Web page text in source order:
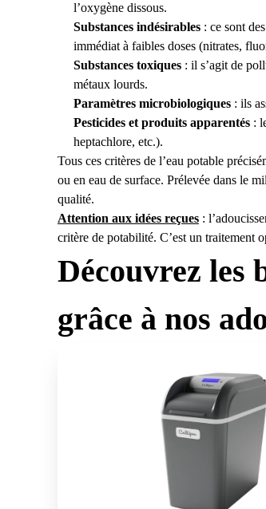
l’oxygène dissous.
Substances indésirables : ce sont
immédiat à faibles doses (nitrates,
Substances toxiques : il s’agit de
métaux lourds.
Paramètres microbiologiques : ils
Pesticides et produits apparentés :
heptachlore, etc.).
Tous ces critères de l’eau potable
ou en eau de surface. Prélevée dans le
qualité.
Attention aux idées reçues :
critère de potabilité. C’est un traitement
Découvrez les
grâce à nos